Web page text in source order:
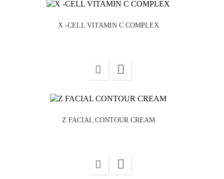
X -CELL VITAMIN C COMPLEX

Z FACIAL CONTOUR CREAM
